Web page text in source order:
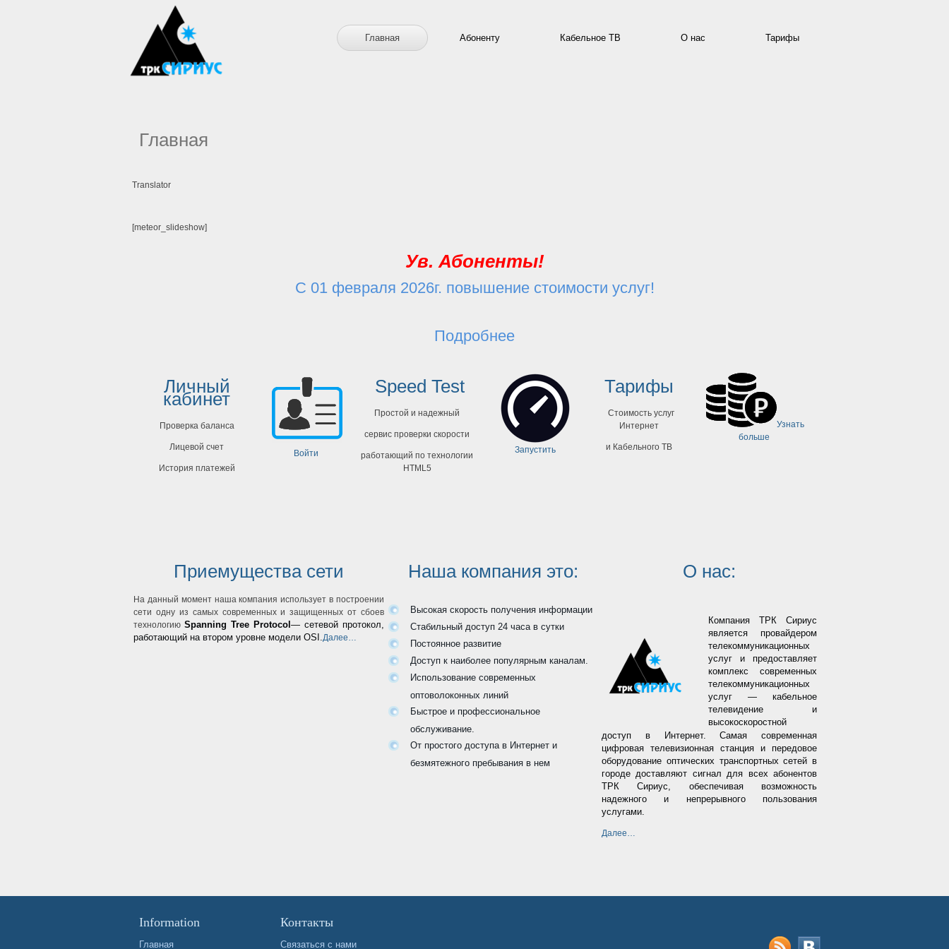
Главная Абоненту Кабельное ТВ О нас Тарифы
Главная
Translator
[meteor_slideshow]
Ув. Абоненты!
С 01 февраля 2026г. повышение стоимости услуг!
Подробнее
Личный
кабинет
Проверка баланса
Лицевой счет
История платежей
Войти
Speed Test
Простой и надежный
сервис проверки скорости
работающий по технологии
HTML5
Запустить
Тарифы
Стоимость услуг
Интернет
и Кабельного ТВ
Узнать
больше
Приемущества сети Наша компания это: О нас:
На данный момент наша компания использует в построении
сети одну из самых современных и защищенных от сбоев
технологию Spanning Tree Protocol — сетевой протокол,
работающий на втором уровне модели OSI.Далее…
Высокая скорость получения информации
Стабильный доступ 24 часа в сутки
Постоянное развитие
Доступ к наиболее популярным каналам.
Использование современных
оптоволоконных линий
Быстрое и профессиональное
обслуживание.
От простого доступа в Интернет и
безмятежного пребывания в нем
Компания ТРК Сириус
является провайдером
телекоммуникационных
услуг и предоставляет
комплекс современных
телекоммуникационных
услуг — кабельное
телевидение и
высокоскоростной
доступ в Интернет.Самая современная
цифровая телевизионная станция и передовое
оборудование оптических транспортных сетей в
городе доставляют сигнал для всех абонентов
ТРК Сириус, обеспечивая возможность
надежного и непрерывного пользования
услугами.
Далее…
Information
Главная
Контакты
Связаться с нами